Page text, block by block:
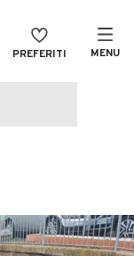
PREFERITI MENU